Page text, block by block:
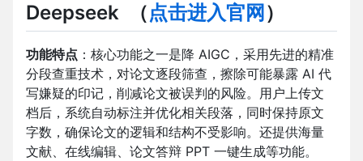
Deepseek （点击进入官网 ）
功能特点 ：核心功能之一是降 AIGC，采用先进的精准
分段查重技术，对论文逐段筛查，擦除可能暴露 AI 代
写嫌疑的印记，削减论文被误判的风险。用户上传文
档后，系统自动标注并优化相关段落，同时保持原文
字数，确保论文的逻辑和结构不受影响。还提供海量
文献、在线编辑、论文答辩 PPT 一键生成等功能。